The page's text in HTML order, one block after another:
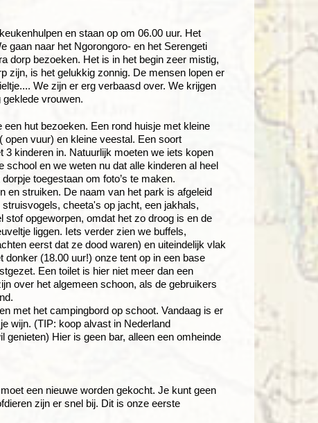
en staan op om 06.00 uur. Het
gaan naar het Ngorongoro- en het Serengeti
dorp bezoeken. Het is in het begin zeer mistig,
zijn, is het gelukkig zonnig. De mensen lopen er
We zijn er erg verbaasd over. We krijgen
vrouwen.
hut bezoeken. Een rond huisje met kleine
vuur) en kleine veestal. Een soort
kinderen in. Natuurlijk moeten we iets kopen
en we weten nu dat alle kinderen al heel
toegestaan om foto’s te maken.
en struiken. De naam van het park is afgeleid
cheeta's op jacht, een jakhals,
opgeworpen, omdat het zo droog is en de
liggen. Iets verder zien we buffels,
eerst dat ze dood waren) en uiteindelijk vlak
(18.00 uur!) onze tent op in een base
Een toilet is hier niet meer dan een
over het algemeen schoon, als de gebruikers
met het campingbord op schoot. Vandaag is er
wijn. (TIP: koop alvast in Nederland
Hier is geen bar, alleen een omheinde
een nieuwe worden gekocht. Je kunt geen
zijn er snel bij. Dit is onze eerste